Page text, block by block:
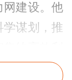
网建设。他
学谋划，推
约高效利
。